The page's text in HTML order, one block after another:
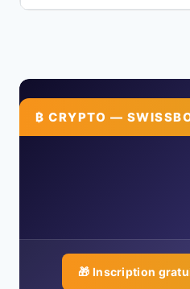
₿ CRYPTO —
🎁 Inscription